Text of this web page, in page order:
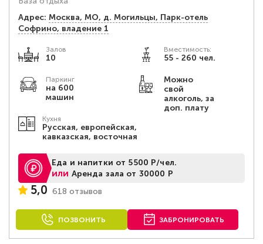
Адрес: Москва, МО, д. Могильцы, Парк-отель
Софрино, владение 1
Залов
10
Вместимость:
55 - 260 чел.
Паркинг
на 600
машин
Можно
свой
алкоголь, за
доп. плату
Кухня
Русская, европейская,
кавказская, восточная
Еда и напитки от 5500 Р/чел.
или Аренда зала от 30000 Р
5,0 618 отзывов
ПОЗВОНИТЬ ЗАБРОНИРОВАТЬ